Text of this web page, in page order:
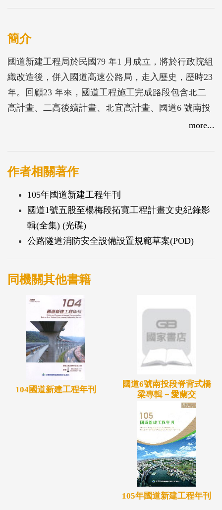
簡介
國道新建工程局於民國79 年1 月成立，將於行政院組
織改造後，併入國道高速公路局，走入歷史，歷時23
年。回顧23 年來，國道工程施工完成路段包含北二
高計畫、二高後續計畫、北宜高計畫、國道6 號南投
段計畫等，累計完成國道長度達617 公里，加上其間
國道計畫、中橫國道計畫等，路線累積長度足可將臺
灣島環繞超過一圈，其中大地工程部份，不論是地質
下相當多的寶貴經驗與資料。
本書為彙整23 年來國道大地工程作業經驗及施工案
例編寫而成，並整理大量圖表照片，作為工作經驗傳
承之用，並可提供未來工程建設參考。
more...
作者相關著作
105年國道新建工程年刊
國道1號五股至楊梅段拓寬工程計畫文史紀錄影
輯(全集) (光碟)
公路隧道消防安全設備設置規範草案(POD)
同機關其他書籍
104國道新建工程年刊
國道6號南投段脊背式橋
梁專輯－愛蘭交
105年國道新建工程年刊